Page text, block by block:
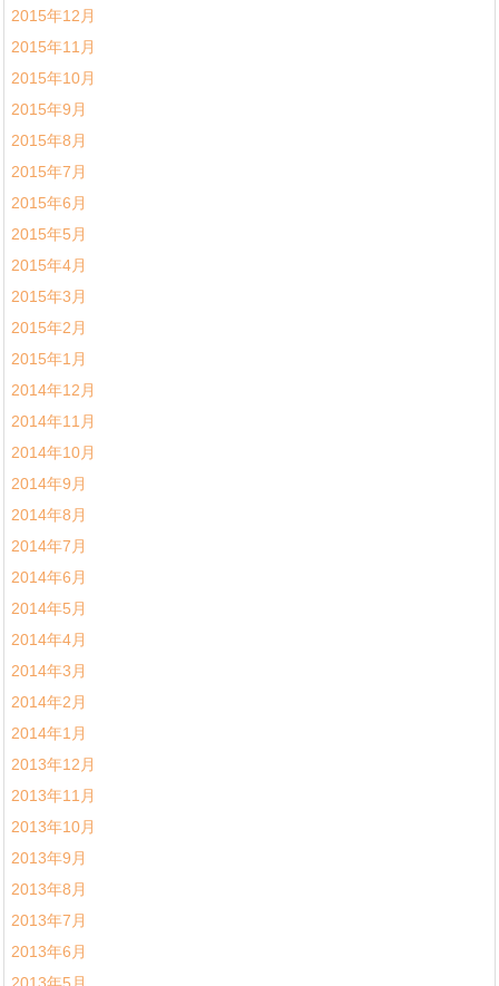
2015年12月
2015年11月
2015年10月
2015年9月
2015年8月
2015年7月
2015年6月
2015年5月
2015年4月
2015年3月
2015年2月
2015年1月
2014年12月
2014年11月
2014年10月
2014年9月
2014年8月
2014年7月
2014年6月
2014年5月
2014年4月
2014年3月
2014年2月
2014年1月
2013年12月
2013年11月
2013年10月
2013年9月
2013年8月
2013年7月
2013年6月
2013年5月